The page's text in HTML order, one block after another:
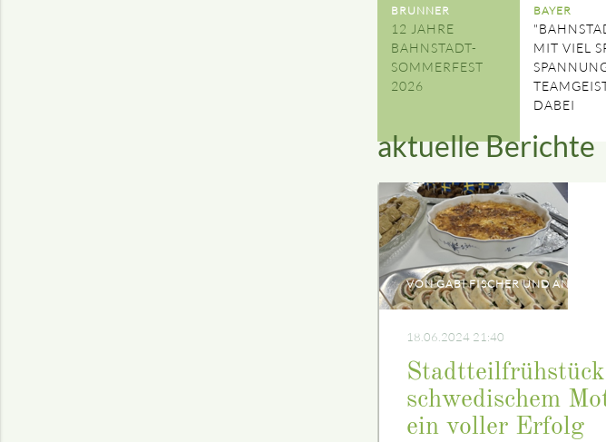
BRUNNER
12 JAHRE
BAHNSTADT-
SOMMERFEST
2026
BAYER
MIT VIEL
PANNUNG
EAMGEIST
ABEI
aktuelle Berichte
VON GABI FISCHER UND ANGIE
18.06.2024 21:40
schwedischem
ein voller Erfolg